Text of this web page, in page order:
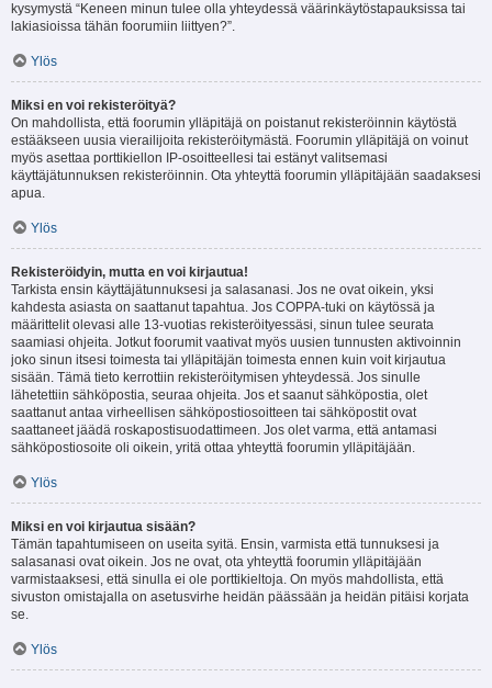
kysymystä “Keneen minun tulee olla yhteydessä väärinkäytöstapauksissa tai
lakiasioissa tähän foorumiin liittyen?”.
Ylös
Miksi en voi rekisteröityä?
On mahdollista, että foorumin ylläpitäjä on poistanut rekisteröinnin käytöstä
estääkseen uusia vierailijoita rekisteröitymästä. Foorumin ylläpitäjä on voinut
myös asettaa porttikiellon IP-osoitteellesi tai estänyt valitsemasi
käyttäjätunnuksen rekisteröinnin. Ota yhteyttä foorumin ylläpitäjään saadaksesi
apua.
Ylös
Rekisteröidyin, mutta en voi kirjautua!
Tarkista ensin käyttäjätunnuksesi ja salasanasi. Jos ne ovat oikein, yksi
kahdesta asiasta on saattanut tapahtua. Jos COPPA-tuki on käytössä ja
määrittelit olevasi alle 13-vuotias rekisteröityessäsi, sinun tulee seurata
saamiasi ohjeita. Jotkut foorumit vaativat myös uusien tunnusten aktivoinnin
joko sinun itsesi toimesta tai ylläpitäjän toimesta ennen kuin voit kirjautua
sisään. Tämä tieto kerrottiin rekisteröitymisen yhteydessä. Jos sinulle
lähetettiin sähköpostia, seuraa ohjeita. Jos et saanut sähköpostia, olet
saattanut antaa virheellisen sähköpostiosoitteen tai sähköpostit ovat
saattaneet jäädä roskapostisuodattimeen. Jos olet varma, että antamasi
sähköpostiosoite oli oikein, yritä ottaa yhteyttä foorumin ylläpitäjään.
Ylös
Miksi en voi kirjautua sisään?
Tämän tapahtumiseen on useita syitä. Ensin, varmista että tunnuksesi ja
salasanasi ovat oikein. Jos ne ovat, ota yhteyttä foorumin ylläpitäjään
varmistaaksesi, että sinulla ei ole porttikieltoja. On myös mahdollista, että
sivuston omistajalla on asetusvirhe heidän päässään ja heidän pitäisi korjata
se.
Ylös